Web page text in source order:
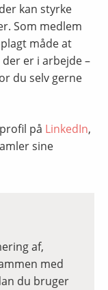
kan styrke
Som medlem
måde at
er i arbejde –
du selv gerne
på LinkedIn,
sine
af,
med
du bruger